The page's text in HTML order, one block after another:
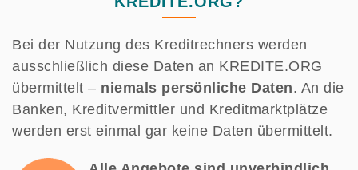
Bei der Nutzung des Kreditrechners werden
ausschließlich diese Daten an KREDITE.ORG
übermittelt – niemals persönliche Daten. An die
Banken, Kreditvermittler und Kreditmarktplätze
werden erst einmal gar keine Daten übermittelt.